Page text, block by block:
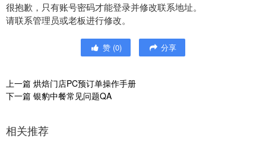
很抱歉，只有账号密码才能登录并修改联系地址。
请联系管理员或老板进行修改。
赞 (0) 分享
上一篇 烘焙门店PC预订单操作手册
下一篇 银豹中餐常见问题QA
相关推荐